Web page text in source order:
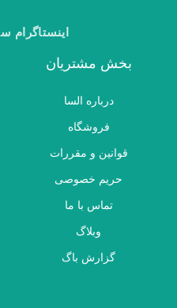
اینستاگرام
بخش مشتریان
درباره السا
فروشگاه
قوانین و مقررات
حریم خصوصی
تماس با ما
وبلاگ
گزارش باگ